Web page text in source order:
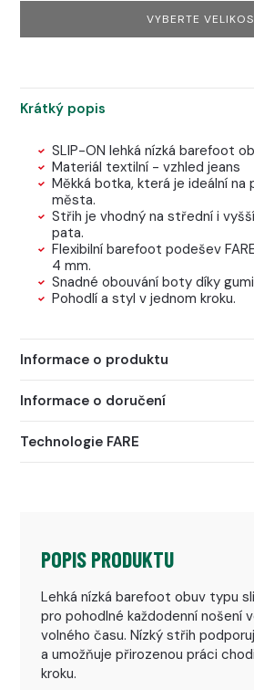
VYBERTE
Krátký popis
SLIP-ON lehká nízká barefoot
Materiál textilní - vzhled jeans
Měkká botka, která je ideální na
města.
Střih je vhodný na střední i
pata.
Flexibilní barefoot podešev
4 mm.
Snadné obouvání boty díky
Pohodlí a styl v jednom kroku.
Informace o produktu
Informace o doručení
Technologie FARE
POPIS PRODUKTU
Lehká nízká barefoot obuv typu
pro pohodlné každodenní nošení
volného času. Nízký střih
a umožňuje přirozenou práci
kroku.